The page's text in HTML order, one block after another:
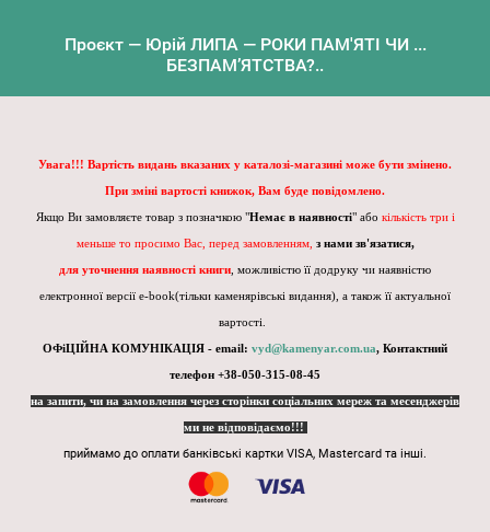
Проєкт — Юрій ЛИПА — РОКИ ПАМ'ЯТІ ЧИ ...
БЕЗПАМ’ЯТСТВА?..
Увага!!! Вартість видань вказаних у каталозі-магазині може бути змінено.
При зміні вартості книжок, Вам буде повідомлено.
Якщо Ви замовляєте товар з позначкою "Немає в наявності" або кількість три і
меньше то просимо Вас, перед замовленням, з нами зв'язатися,
для уточнення наявності книги , можливістю її додруку чи наявністю
електронної версії e-book(тільки каменярівські видання), а також її актуальної
вартості.
ОФіЦІЙНА КОМУНІКАЦІЯ - email: vyd@kamenyar.com.ua, Контактний
телефон +38-050-315-08-45
на запити, чи на замовлення через сторінки соціальних мереж та месенджерів
ми не відповідаємо!!!
приймамо до оплати банківські картки VISA, Mastercard та інші.